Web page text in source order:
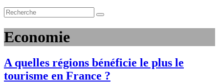
Economie
A quelles régions bénéficie le plus le
tourisme en France ?